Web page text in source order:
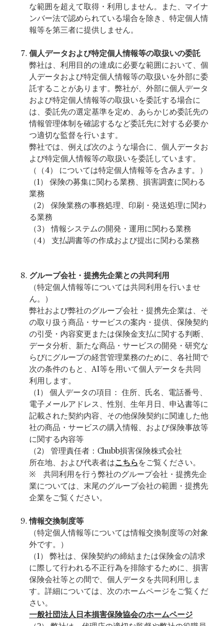
な範囲を超えて取得・利用しません。また、マイナ
ンバー法で認められている場合を除き、特定個人情
報等を第三者に提供しません。
個人データおよび特定個人情報等の取扱いの委託
弊社は、利用目的の達成に必要な範囲において、個
人データおよび特定個人情報等の取扱いを外部に委
託することがあります。弊社が、外部に個人データ
および特定個人情報等の取扱いを委託する場合に
は、委託先の選定基準を定め、あらかじめ委託先の
情報管理体制を確認するなど委託先に対する必要か
つ適切な監督を行います。
弊社では、例えば次のような場合に、個人データお
よび特定個人情報等の取扱いを委託しています。
（（4） については特定個人情報等を含みます。）
（1） 保険の募集に関わる業務、損害調査に関わる
業務
（2） 保険業務の事務処理、印刷・発送処理に関わ
る業務
（3） 情報システムの開発・運用に関わる業務
（4） 支払調書等の作成および提出に関わる業務
グループ会社・提携先企業との共同利用
（特定個人情報等については共同利用を行いませ
ん。）
弊社および弊社のグループ会社・提携先企業は、そ
の取り扱う商品・サービスの案内・提供、保険契約
の引受・内容変更または保険金支払に関する判断、
データ分析、新たな商品・サービスの開発・研究な
らびにグループの経営管理業務のために、各社間で
次の条件のもと、AI等を用いて個人データを共同
利用します。
（1） 個人データの項目： 住所、氏名、電話番号、
電子メールアドレス、性別、生年月日、申込書等に
記載された契約内容、その他保険契約に関連した他
社の商品・サービスの購入情報、および保険事故等
に関する内容等
（2） 管理責任者：Chubb損害保険株式会社
所在地、および代表者はこちら をご覧ください。
※ 共同利用を行う弊社のグループ会社・提携先企
業については、末尾のグループ会社の範囲・提携先
企業をご覧ください。
情報交換制度等
（特定個人情報等については情報交換制度等の対象
外です。）
（1） 弊社は、保険契約の締結または保険金の請求
に際して行われる不正行為を排除するために、損害
保険会社等との間で、個人データを共同利用しま
す。詳細については、次のホームページをご覧くだ
さい。
一般社団法人日本損害保険協会のホームページ